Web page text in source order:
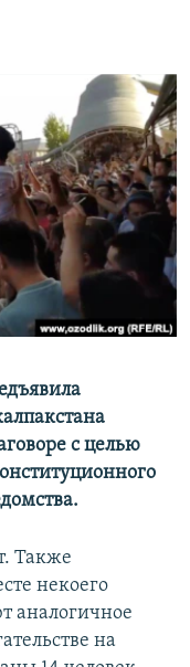
с целью
Также
некоего
аналогичное
на